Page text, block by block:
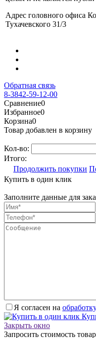
Адрес головного офиса
Тухачевского 31/3
Обратная связь
8-3842-59-12-00
Сравнение0
Избранное0
Корзина0
Товар добавлен в корзину
Кол-во:
Итого:
Продолжить покупки
Купить в один клик
Заполните данные для
Я согласен на
Закрыть окно
Запросить стоимость